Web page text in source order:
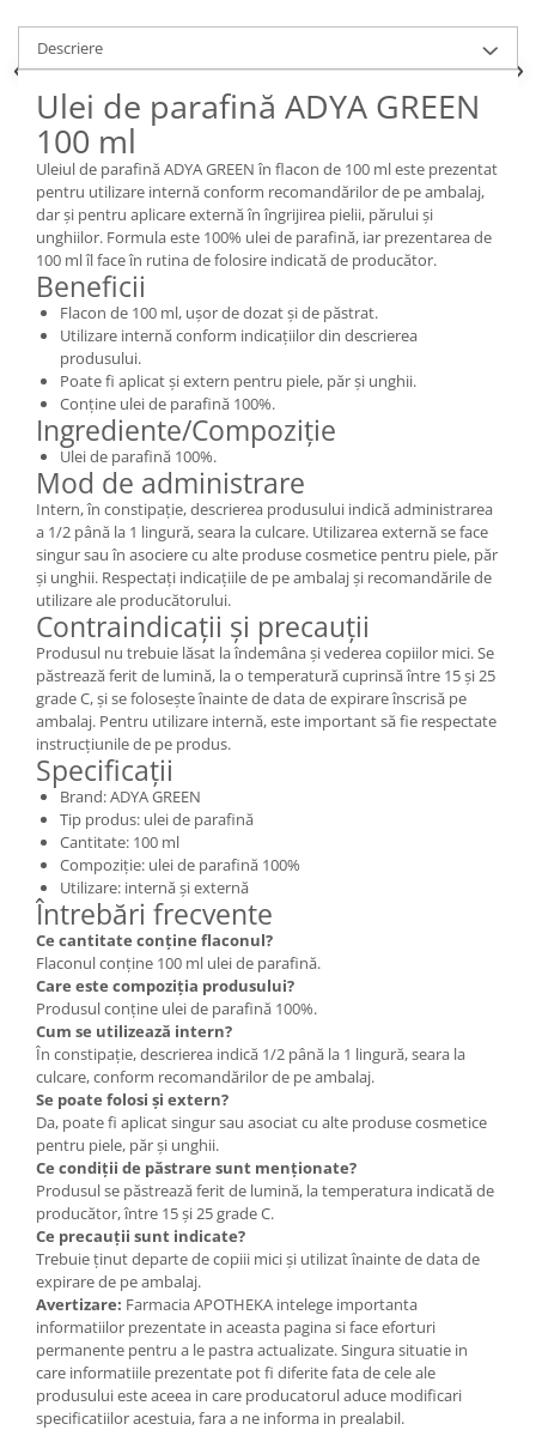
Descriere
Ulei de parafină ADYA GREEN
100 ml
Uleiul de parafină ADYA GREEN în flacon de 100 ml este prezentat
pentru utilizare internă conform recomandărilor de pe ambalaj,
dar și pentru aplicare externă în îngrijirea pielii, părului și
unghiilor. Formula este 100% ulei de parafină, iar prezentarea de
100 ml îl face în rutina de folosire indicată de producător.
Beneficii
Flacon de 100 ml, ușor de dozat și de păstrat.
Utilizare internă conform indicațiilor din descrierea
produsului.
Poate fi aplicat și extern pentru piele, păr și unghii.
Conține ulei de parafină 100%.
Ingrediente/Compoziție
Ulei de parafină 100%.
Mod de administrare
Intern, în constipație, descrierea produsului indică administrarea
a 1/2 până la 1 lingură, seara la culcare. Utilizarea externă se face
singur sau în asociere cu alte produse cosmetice pentru piele, păr
și unghii. Respectați indicațiile de pe ambalaj și recomandările de
utilizare ale producătorului.
Contraindicații și precauții
Produsul nu trebuie lăsat la îndemâna și vederea copiilor mici. Se
păstrează ferit de lumină, la o temperatură cuprinsă între 15 și 25
grade C, și se folosește înainte de data de expirare înscrisă pe
ambalaj. Pentru utilizare internă, este important să fie respectate
instrucțiunile de pe produs.
Specificații
Brand: ADYA GREEN
Tip produs: ulei de parafină
Cantitate: 100 ml
Compoziție: ulei de parafină 100%
Utilizare: internă și externă
Întrebări frecvente
Ce cantitate conține flaconul?
Flaconul conține 100 ml ulei de parafină.
Care este compoziția produsului?
Produsul conține ulei de parafină 100%.
Cum se utilizează intern?
În constipație, descrierea indică 1/2 până la 1 lingură, seara la
culcare, conform recomandărilor de pe ambalaj.
Se poate folosi și extern?
Da, poate fi aplicat singur sau asociat cu alte produse cosmetice
pentru piele, păr și unghii.
Ce condiții de păstrare sunt menționate?
Produsul se păstrează ferit de lumină, la temperatura indicată de
producător, între 15 și 25 grade C.
Ce precauții sunt indicate?
Trebuie ținut departe de copiii mici și utilizat înainte de data de
expirare de pe ambalaj.
Avertizare: Farmacia APOTHEKA intelege importanta
informatiilor prezentate in aceasta pagina si face eforturi
permanente pentru a le pastra actualizate. Singura situatie in
care informatiile prezentate pot fi diferite fata de cele ale
produsului este aceea in care producatorul aduce modificari
specificatiilor acestuia, fara a ne informa in prealabil.